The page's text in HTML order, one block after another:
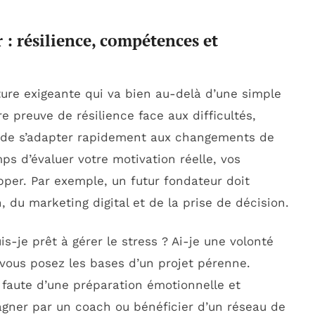
résilience, compétences et
exigeante qui va bien au-delà d’une simple
preuve de résilience face aux difficultés,
s’adapter rapidement aux changements de
d’évaluer votre motivation réelle, vos
Par exemple, un futur fondateur doit
du marketing digital et de la prise de décision.
je prêt à gérer le stress ? Ai-je une volonté
posez les bases d’un projet pérenne.
d’une préparation émotionnelle et
par un coach ou bénéficier d’un réseau de